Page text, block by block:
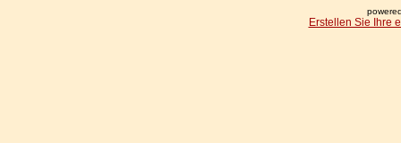
Erstellen Sie Ihre